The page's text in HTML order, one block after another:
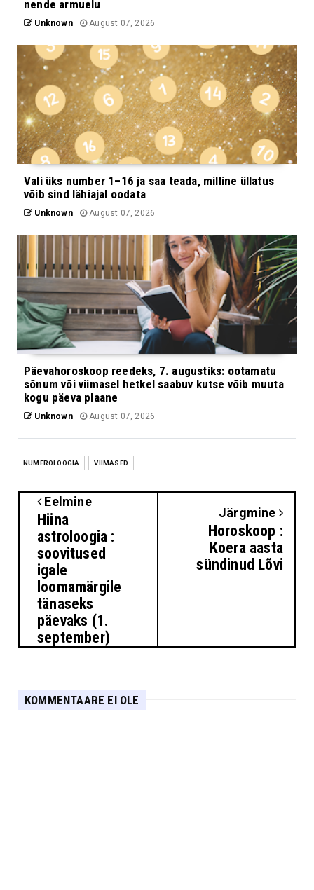
nende armuelu
Unknown August 07, 2026
Vali üks number 1–16 ja saa teada, milline üllatus
võib sind lähiajal oodata
Unknown August 07, 2026
Päevahoroskoop reedeks, 7. augustiks: ootamatu
sõnum või viimasel hetkel saabuv kutse võib muuta
kogu päeva plaane
Unknown August 07, 2026
NUMEROLOOGIA VIIMASED
Eelmine
Hiina
astroloogia :
soovitused
igale
loomamärgile
tänaseks
päevaks (1.
september)
Järgmine
Horoskoop :
Koera aasta
sündinud Lõvi
KOMMENTAARE EI OLE